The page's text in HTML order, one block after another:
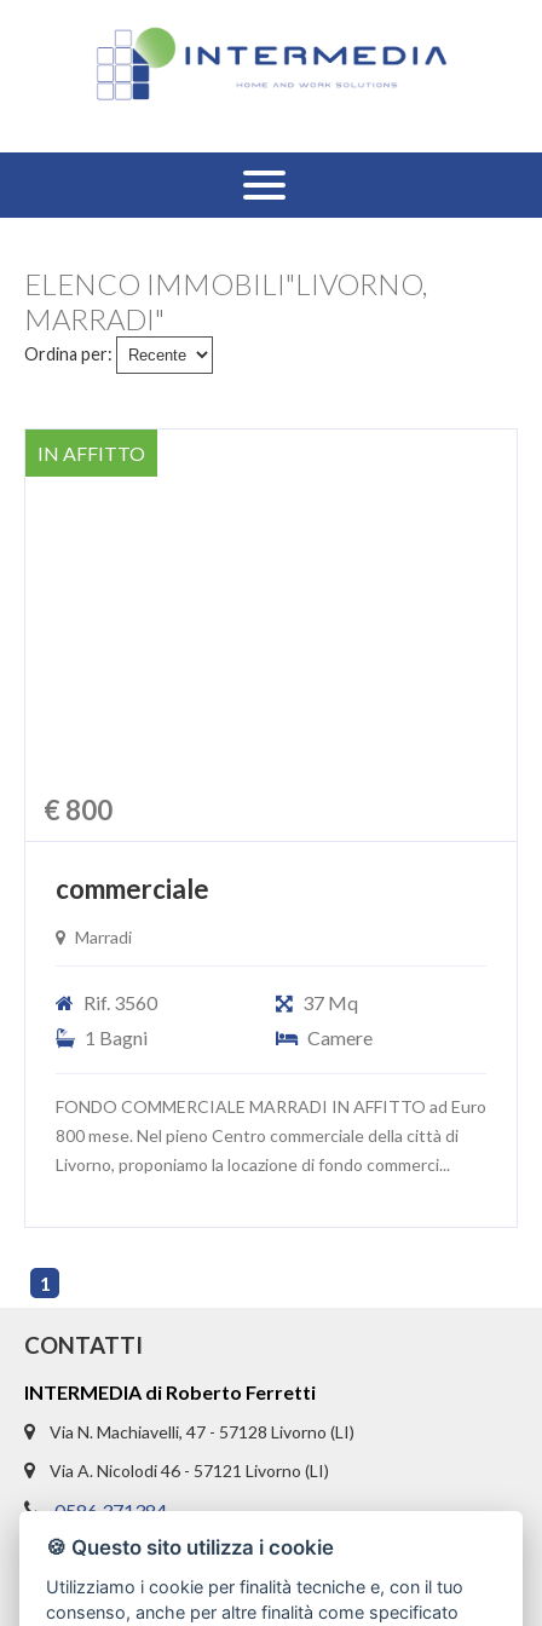
VENDITA RESIDENZIALE
AFFITTO RESIDENZIALE
VENDITA COMMERCIALE
AFFITTO COMMERCIALE
ELENCO IMMOBILI"LIVORNO,
MARRADI"
Ordina per:
IN AFFITTO
€ 800
commerciale
Marradi
Rif. 3560
37 Mq
1 Bagni
Camere
FONDO COMMERCIALE MARRADI IN AFFITTO ad Euro
800 mese. Nel pieno Centro commerciale della città di
Livorno, proponiamo la locazione di fondo commerci...
1
CONTATTI
INTERMEDIA di Roberto Ferretti
Via N. Machiavelli, 47 - 57128 Livorno (LI)
Via A. Nicolodi 46 - 57121 Livorno (LI)
0586 371384
328 1654969
info@intermediaimmobiliare.com
🍪 Questo sito utilizza i cookie
Utilizziamo i cookie per finalità tecniche e, con il tuo
consenso, anche per altre finalità come specificato